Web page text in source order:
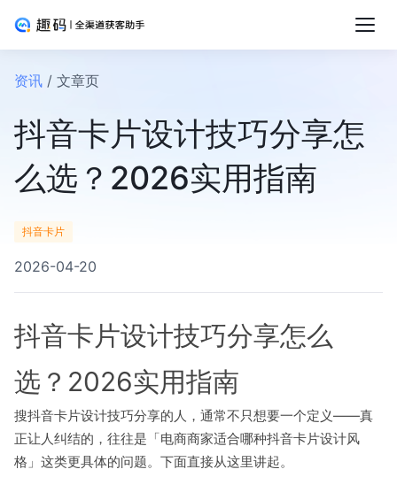
资讯 / 文章页
抖音卡片设计技巧分享怎
么选？2026实用指南
抖音卡片
2026-04-20
抖音卡片设计技巧分享怎么
选？2026实用指南
搜抖音卡片设计技巧分享的人，通常不只想要一个定义——真
正让人纠结的，往往是「电商商家适合哪种抖音卡片设计风
格」这类更具体的问题。下面直接从这里讲起。